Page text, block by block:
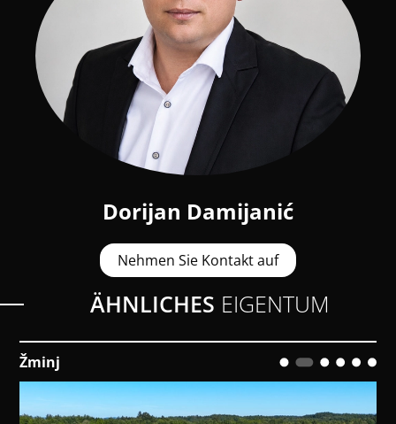
Dorijan Damijanić
Nehmen Sie Kontakt auf
ÄHNLICHES EIGENTUM